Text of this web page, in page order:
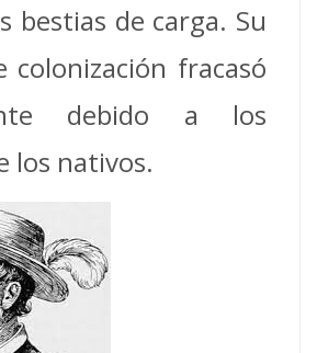
bestias de carga. Su
colonización fracasó
debido a los
los nativos.